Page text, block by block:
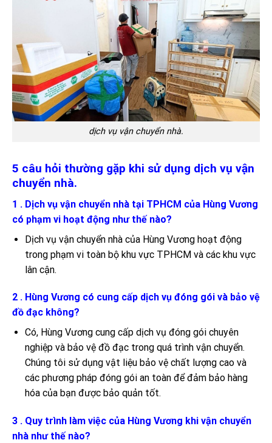
dịch vụ vận chuyển nhà.
5 câu hỏi thường gặp khi sử dụng dịch vụ vận
chuyển nhà.
1 . Dịch vụ vận chuyển nhà tại TPHCM của Hùng Vương
có phạm vi hoạt động như thế nào?
Dịch vụ vận chuyển nhà của Hùng Vương hoạt động
trong phạm vi toàn bộ khu vực TPHCM và các khu vực
lân cận.
2 . Hùng Vương có cung cấp dịch vụ đóng gói và bảo vệ
đồ đạc không?
Có, Hùng Vương cung cấp dịch vụ đóng gói chuyên
nghiệp và bảo vệ đồ đạc trong quá trình vận chuyển.
Chúng tôi sử dụng vật liệu bảo vệ chất lượng cao và
các phương pháp đóng gói an toàn để đảm bảo hàng
hóa của bạn được bảo quản tốt.
3 . Quy trình làm việc của Hùng Vương khi vận chuyển
nhà như thế nào?